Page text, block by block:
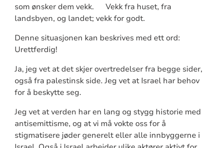
som ønsker dem vekk. Vekk fra huset, fra
landsbyen, og landet; vekk for godt.
Denne situasjonen kan beskrives med ett ord:
Urettferdig!
Ja, jeg vet at det skjer overtredelser fra begge sider,
også fra palestinsk side. Jeg vet at Israel har behov
for å beskytte seg.
Jeg vet at verden har en lang og stygg historie med
antisemittisme, og at vi må vokte oss for å
stigmatisere jøder generelt eller alle innbyggerne i